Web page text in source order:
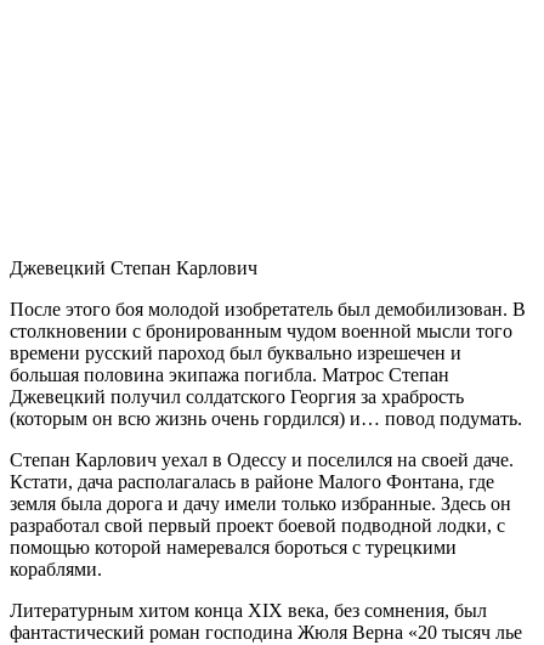
Джевецкий Степан Карлович
После этого боя молодой изобретатель был демобилизован. В
столкновении с бронированным чудом военной мысли того
времени русский пароход был буквально изрешечен и
большая половина экипажа погибла. Матрос Степан
Джевецкий получил солдатского Георгия за храбрость
(которым он всю жизнь очень гордился) и… повод подумать.
Степан Карлович уехал в Одессу и поселился на своей даче.
Кстати, дача располагалась в районе Малого Фонтана, где
земля была дорога и дачу имели только избранные. Здесь он
разработал свой первый проект боевой подводной лодки, с
помощью которой намеревался бороться с турецкими
кораблями.
Литературным хитом конца ХIХ века, без сомнения, был
фантастический роман господина Жюля Верна «20 тысяч лье